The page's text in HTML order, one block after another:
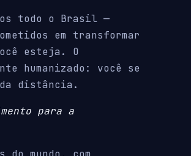
todo o Brasil —
em transformar
esteja. O
humanizado: você se
da distância.
para a